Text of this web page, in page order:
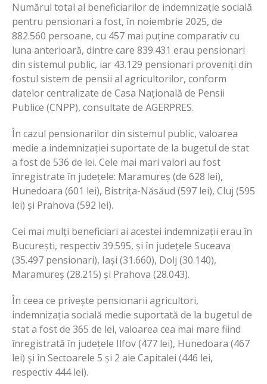
Numărul total al beneficiarilor de indemnizație socială
pentru pensionari a fost, în noiembrie 2025, de
882.560 persoane, cu 457 mai puține comparativ cu
luna anterioară, dintre care 839.431 erau pensionari
din sistemul public, iar 43.129 pensionari proveniți din
fostul sistem de pensii al agricultorilor, conform
datelor centralizate de Casa Națională de Pensii
Publice (CNPP), consultate de AGERPRES.
În cazul pensionarilor din sistemul public, valoarea
medie a indemnizației suportate de la bugetul de stat
a fost de 536 de lei. Cele mai mari valori au fost
înregistrate în județele: Maramureș (de 628 lei),
Hunedoara (601 lei), Bistrița-Năsăud (597 lei), Cluj (595
lei) și Prahova (592 lei).
Cei mai mulți beneficiari ai acestei indemnizații erau în
București, respectiv 39.595, și în județele Suceava
(35.497 pensionari), Iași (31.660), Dolj (30.140),
Maramureș (28.215) și Prahova (28.043).
În ceea ce privește pensionarii agricultori,
indemnizația socială medie suportată de la bugetul de
stat a fost de 365 de lei, valoarea cea mai mare fiind
înregistrată în județele Ilfov (477 lei), Hunedoara (467
lei) și în Sectoarele 5 și 2 ale Capitalei (446 lei,
respectiv 444 lei).